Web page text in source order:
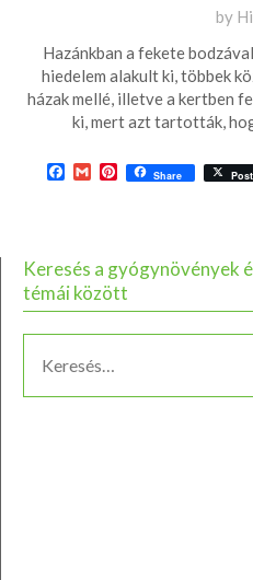
on
03-
19
by
Hazánkban a fekete
hiedelem alakult ki, többek
házak mellé, illetve a kertben
ki, mert azt tartották,
Facebook
GmailPinterest
Share Post
Keresés a gyógynövények
témái között